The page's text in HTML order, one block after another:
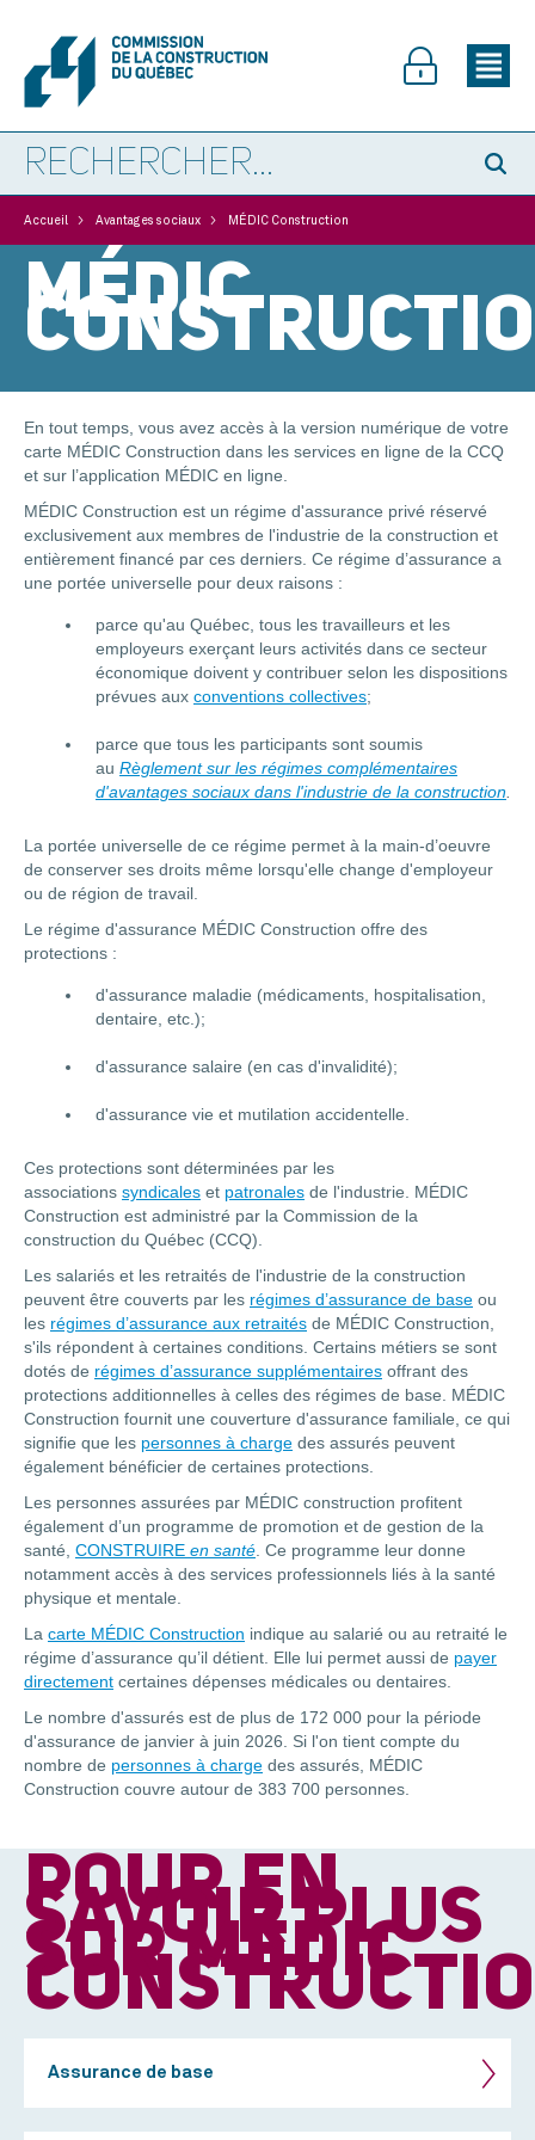
Accueil > Avantages sociaux > MÉDIC Construction
MÉDIC
En tout temps, vous avez accès à la version numérique de votre
carte MÉDIC Construction dans les services en ligne de la CCQ
et sur l’application MÉDIC en ligne.
MÉDIC Construction est un régime d'assurance privé réservé
exclusivement aux membres de l'industrie de la construction et
entièrement financé par ces derniers. Ce régime d’assurance a
une portée universelle pour deux raisons :
parce qu'au Québec, tous les travailleurs et les
employeurs exerçant leurs activités dans ce secteur
économique doivent y contribuer selon les dispositions
prévues aux conventions collectives;
parce que tous les participants sont soumis
au Règlement sur les régimes complémentaires
d'avantages sociaux dans l'industrie de la construction
La portée universelle de ce régime permet à la main-d’oeuvre
de conserver ses droits même lorsqu'elle change d'employeur
ou de région de travail.
Le régime d'assurance MÉDIC Construction offre des
protections :
d'assurance maladie (médicaments, hospitalisation,
dentaire, etc.);
d'assurance salaire (en cas d'invalidité);
d'assurance vie et mutilation accidentelle.
Ces protections sont déterminées par les
associations syndicales et patronales de l'industrie. MÉDIC
Construction est administré par la Commission de la
construction du Québec (CCQ).
Les salariés et les retraités de l'industrie de la construction
peuvent être couverts par les régimes d’assurance de base ou
les régimes d’assurance aux retraités de MÉDIC Construction,
s'ils répondent à certaines conditions. Certains métiers se sont
dotés de régimes d’assurance supplémentaires offrant des
protections additionnelles à celles des régimes de base. MÉDIC
Construction fournit une couverture d'assurance familiale, ce qui
signifie que les personnes à charge des assurés peuvent
également bénéficier de certaines protections.
Les personnes assurées par MÉDIC construction profitent
également d’un programme de promotion et de gestion de la
santé, CONSTRUIRE en santé . Ce programme leur donne
notamment accès à des services professionnels liés à la santé
physique et mentale.
La carte MÉDIC Construction indique au salarié ou au retraité le
régime d’assurance qu’il détient. Elle lui permet aussi de payer
directement certaines dépenses médicales ou dentaires.
Le nombre d'assurés est de plus de 172 000 pour la période
d'assurance de janvier à juin 2026. Si l'on tient compte du
nombre de personnes à charge des assurés, MÉDIC
Construction couvre autour de 383 700 personnes.
POUR EN
SAVOIR PLUS
SUR MÉDIC
Assurance de base